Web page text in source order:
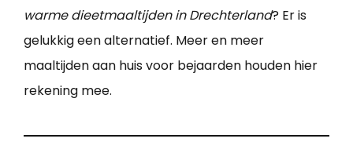
warme dieetmaaltijden in Drechterland? Er is
gelukkig een alternatief. Meer en meer
maaltijden aan huis voor bejaarden houden hier
rekening mee.